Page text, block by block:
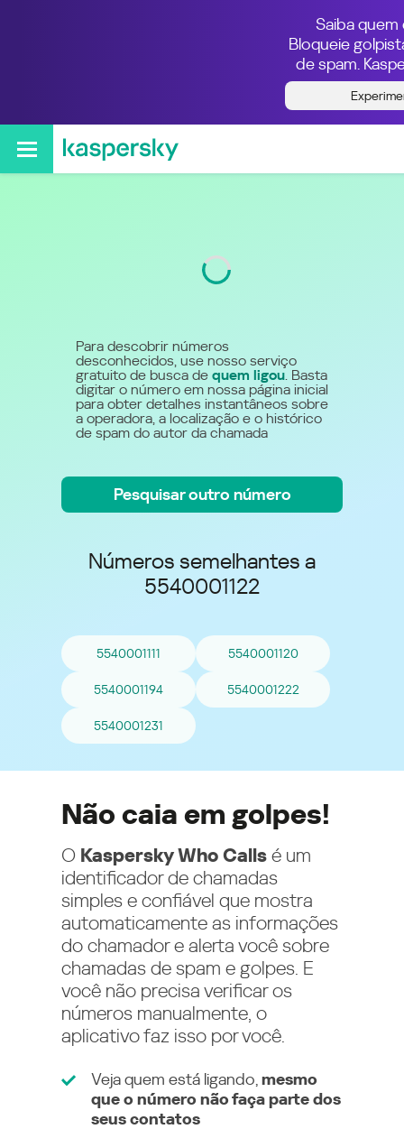
Saiba quem
Bloqueie
de spam.
Quem ligou do número
5540001122
Para descobrir números
desconhecidos, use nosso serviço
gratuito de busca de quem ligou. Basta
digitar o número em nossa página inicial
para obter detalhes instantâneos sobre
a operadora, a localização e o histórico
de spam do autor da chamada
Pesquisar outro número
Números semelhantes a
5540001122
5540001111 5540001120
5540001194 5540001222
5540001231
Não caia em golpes!
O Kaspersky Who Calls é um
identificador de chamadas
simples e confiável que mostra
automaticamente as informações
do chamador e alerta você sobre
chamadas de spam e golpes. E
você não precisa verificar os
números manualmente, o
aplicativo faz isso por você.
Veja quem está ligando, mesmo
que o número não faça parte dos
seus contatos